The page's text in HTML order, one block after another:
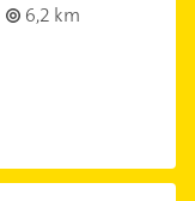
6,2 km